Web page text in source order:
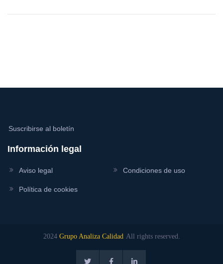
Suscribirse al boletín
Información legal
Aviso legal Condiciones de uso
Política de cookies
2024 Grupo Analiza Calidad All rights reserved.